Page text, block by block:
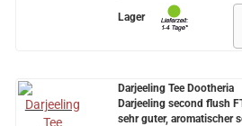
Lager
Darjeeling Tee Dootheria
Darjeeling second flush
sehr guter, aromatischer